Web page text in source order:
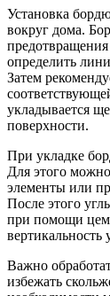
Установка
вокруг дома.
определить
Затем
укладывается
поверхности.
При укладке
Для этого
элементы или
После этого
при помощи
Важно
избежать